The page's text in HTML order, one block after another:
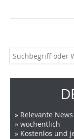
» Relevante
» wöchentlich
» Kostenlos und